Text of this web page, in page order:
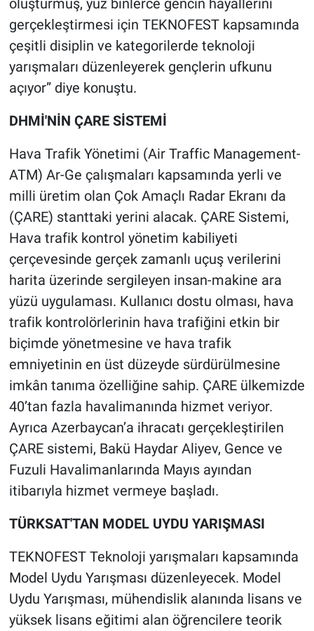
oluşturmuş, yüz binlerce gencin hayallerini
gerçekleştirmesi için TEKNOFEST kapsamında
çeşitli disiplin ve kategorilerde teknoloji
yarışmaları düzenleyerek gençlerin ufkunu
açıyor” diye konuştu.
DHMİ'NİN ÇARE SİSTEMİ
Hava Trafik Yönetimi (Air Traffic Management-
ATM) Ar-Ge çalışmaları kapsamında yerli ve
milli üretim olan Çok Amaçlı Radar Ekranı da
(ÇARE) stanttaki yerini alacak. ÇARE Sistemi,
Hava trafik kontrol yönetim kabiliyeti
çerçevesinde gerçek zamanlı uçuş verilerini
harita üzerinde sergileyen insan-makine ara
yüzü uygulaması. Kullanıcı dostu olması, hava
trafik kontrolörlerinin hava trafiğini etkin bir
biçimde yönetmesine ve hava trafik
emniyetinin en üst düzeyde sürdürülmesine
imkân tanıma özelliğine sahip. ÇARE ülkemizde
40’tan fazla havalimanında hizmet veriyor.
Ayrıca Azerbaycan’a ihracatı gerçekleştirilen
ÇARE sistemi, Bakü Haydar Aliyev, Gence ve
Fuzuli Havalimanlarında Mayıs ayından
itibarıyla hizmet vermeye başladı.
TÜRKSAT'TAN MODEL UYDU YARIŞMASI
TEKNOFEST Teknoloji yarışmaları kapsamında
Model Uydu Yarışması düzenleyecek. Model
Uydu Yarışması, mühendislik alanında lisans ve
yüksek lisans eğitimi alan öğrencilere teorik